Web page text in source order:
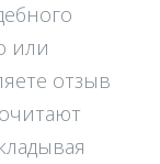
или
отзыв